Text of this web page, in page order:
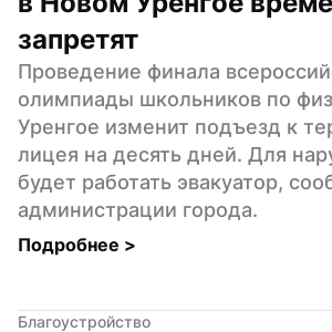
запретят
Проведение финала
олимпиады школьников по
Уренгое изменит подъезд к
лицея на десять дней. Для
будет работать эвакуатор,
администрации города.
Подробнее >
Благоустройство